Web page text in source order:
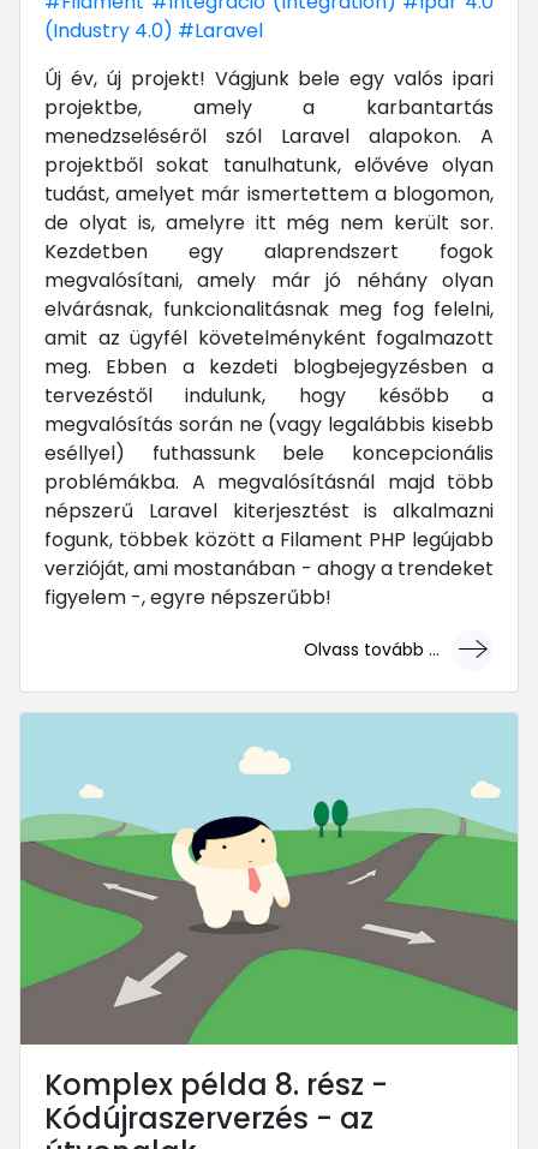
(Industry 4.0) #Laravel
Új év, új projekt! Vágjunk bele egy valós ipari
projektbe, amely a karbantartás
menedzseléséről szól Laravel alapokon. A
projektből sokat tanulhatunk, elővéve olyan
tudást, amelyet már ismertettem a blogomon,
de olyat is, amelyre itt még nem került sor.
Kezdetben egy alaprendszert fogok
megvalósítani, amely már jó néhány olyan
elvárásnak, funkcionalitásnak meg fog felelni,
amit az ügyfél követelményként fogalmazott
meg. Ebben a kezdeti blogbejegyzésben a
tervezéstől indulunk, hogy később a
megvalósítás során ne (vagy legalábbis kisebb
eséllyel) futhassunk bele koncepcionális
problémákba. A megvalósításnál majd több
népszerű Laravel kiterjesztést is alkalmazni
fogunk, többek között a Filament PHP legújabb
verzióját, ami mostanában - ahogy a trendeket
figyelem -, egyre népszerűbb!
Olvass tovább ...
... mert megéri!
Komplex példa 8. rész -
Kódújraszerverzés - az